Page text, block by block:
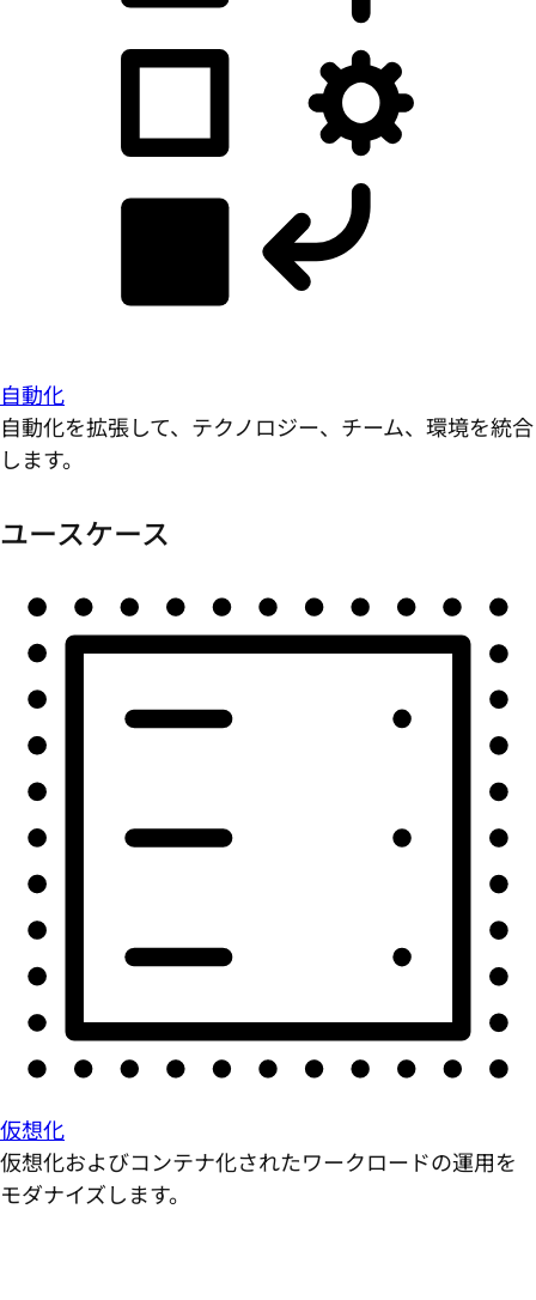
自動化
自動化を拡張して、テクノロジー、チーム、環境を統合
します。
ユースケース
仮想化
仮想化およびコンテナ化されたワークロードの運用を
モダナイズします。